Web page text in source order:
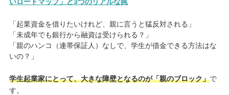
「起業資金を借りたいけれど、親に言うと猛反対される」
「未成年でも銀行から融資は受けられる？」
「親のハンコ（連帯保証人）なしで、学生が借金できる方法はな
いの？」
学生起業家にとって、大きな障壁となるのが「親のブロック」で
す。